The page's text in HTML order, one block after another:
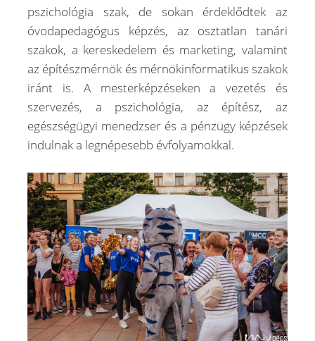
pszichológia szak, de sokan érdeklődtek az
óvodapedagógus képzés, az osztatlan tanári
szakok, a kereskedelem és marketing, valamint
az építészmérnök és mérnökinformatikus szakok
iránt is. A mesterképzéseken a vezetés és
szervezés, a pszichológia, az építész, az
egészségügyi menedzser és a pénzügy képzések
indulnak a legnépesebb évfolyamokkal.